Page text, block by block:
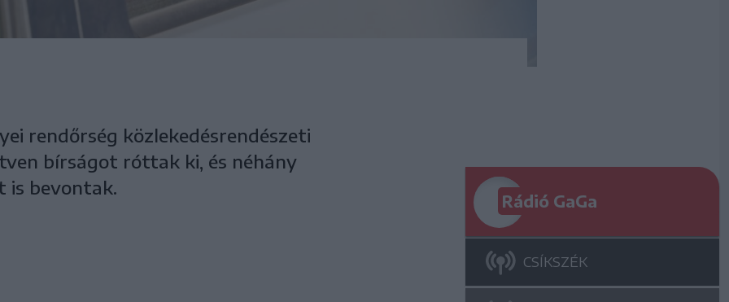
rendőrség közlekedésrendészeti
bírságot róttak ki, és néhány
is bevontak.
Rádió GaGa
CSÍKSZÉK